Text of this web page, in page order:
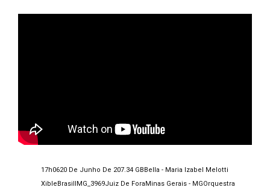
17h0620 De Junho De 207.34 GB Bella - Maria Izabel Melotti
Xible Brasil IMG_3969Juiz De Fora Minas Gerais - MGOrquestra